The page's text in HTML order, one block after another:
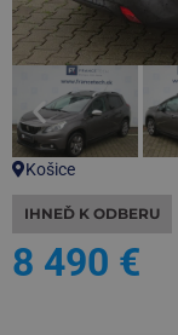
Košice
IHNEĎ K ODBERU
8 490 €